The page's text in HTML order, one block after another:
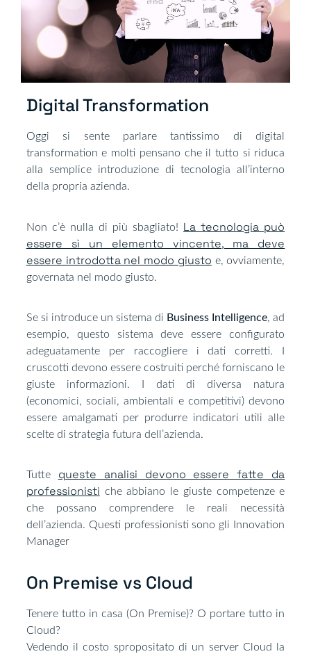
Digital Transformation​
Oggi si sente parlare tantissimo di digital
transformation e molti pensano che il tutto si riduca
alla semplice introduzione di tecnologia all’interno
della propria azienda.
Non c’è nulla di più sbagliato! La tecnologia può
essere sì un elemento vincente, ma deve
essere introdotta nel modo giusto e, ovviamente,
governata nel modo giusto.
Se si introduce un sistema di Business Intelligence, ad
esempio, questo sistema deve essere configurato
adeguatamente per raccogliere i dati corretti. I
cruscotti devono essere costruiti perché forniscano le
giuste informazioni. I dati di diversa natura
(economici, sociali, ambientali e competitivi) devono
essere amalgamati per produrre indicatori utili alle
scelte di strategia futura dell’azienda.
Tutte queste analisi devono essere fatte da
professionisti che abbiano le giuste competenze e
che possano comprendere le reali necessità
dell’azienda. Questi professionisti sono gli Innovation
Manager
On Premise vs Cloud​
Tenere tutto in casa (On Premise)? O portare tutto in
Cloud?
Vedendo il costo spropositato di un server Cloud la